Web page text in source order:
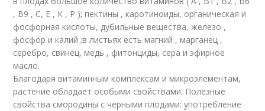
, В9 , С, Е , К , Р ); пектины , каротиноиды, органическая и
фосфорная кислоты, дубильные вещества, железо ,
фосфор и калий ;в листьях есть магний , марганец ,
серебро, свинец, медь , фитонциды, сера и эфирное
масло.
Благодаря витаминным комплексам и микроэлементам,
растение обладает особыми свойствами. Полезные
свойства смородины с черными плодами: употребление